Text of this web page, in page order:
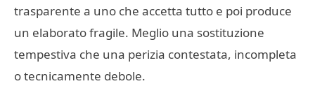
trasparente a uno che accetta tutto e poi produce
un elaborato fragile. Meglio una sostituzione
tempestiva che una perizia contestata, incompleta
o tecnicamente debole.